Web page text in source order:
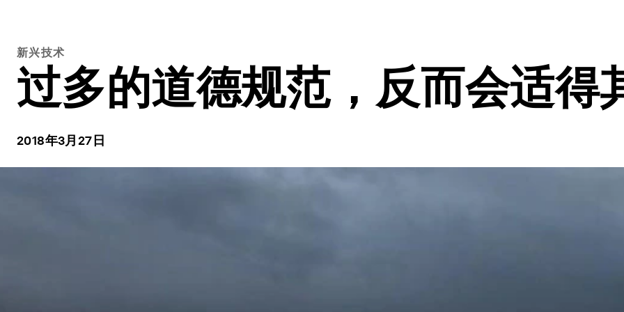
新兴技术
过多的道德规范，反而会适得
2018年3月27日